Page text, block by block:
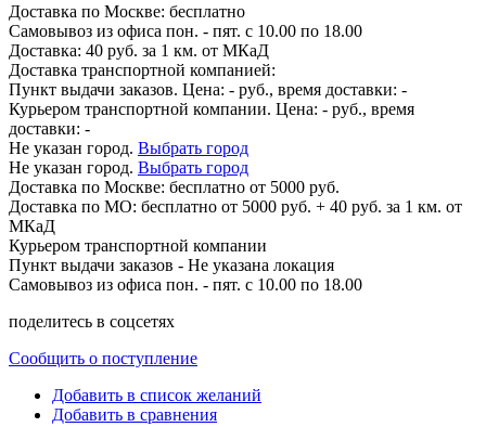
Доставка по Москве: бесплатно
Самовывоз из офиса пон. - пят. с 10.00 по 18.00
Доставка: 40 руб. за 1 км. от МКаД
Доставка транспортной компанией:
Пункт выдачи заказов. Цена: - руб., время доставки: -
Курьером транспортной компании. Цена: - руб., время
доставки: -
Не указан город. Выбрать город
Не указан город. Выбрать город
Доставка по Москве: бесплатно от 5000 руб.
Доставка по МО: бесплатно от 5000 руб. + 40 руб. за 1 км. от
МКаД
Курьером транспортной компании
Пункт выдачи заказов - Не указана локация
Самовывоз из офиса пон. - пят. с 10.00 по 18.00
поделитесь в соцсетях
Сообщить о поступление
Добавить в список желаний
Добавить в сравнения